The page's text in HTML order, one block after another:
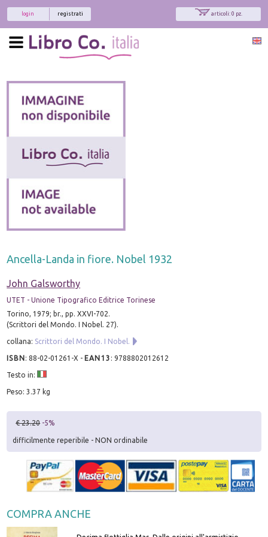
articoli: 0 pz.
registrati
login
Ancella-Landa in fiore. Nobel 1932
John Galsworthy
UTET - Unione Tipografico Editrice Torinese
Torino, 1979; br., pp. XXVI-702.
(Scrittori del Mondo. I Nobel. 27).
collana: Scrittori del Mondo. I Nobel.
ISBN:88-02-01261-X - EAN13 :9788802012612
Testo in:
Peso: 3.37 kg
€ 23.20 -5%
difficilmente reperibile - NON ordinabile
COMPRA ANCHE